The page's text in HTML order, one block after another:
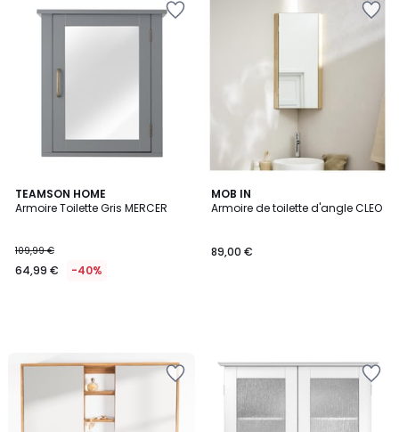
TEAMSON HOME
Armoire Toilette Gris MERCER
109,99 €
64,99 € -40%
MOB IN
Armoire de toilette d'angle CLEO
89,00 €